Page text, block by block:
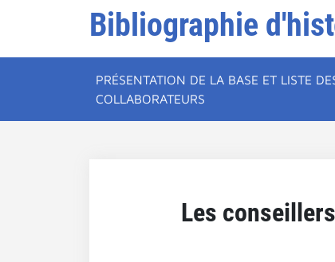
Bibliographie
PRÉSENTATION DE LA BASE ET LISTE
COLLABORATEURS
Les